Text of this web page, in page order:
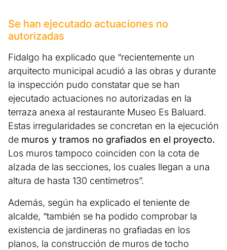
Se han ejecutado actuaciones no
autorizadas
Fidalgo ha explicado que “recientemente un
arquitecto municipal acudió a las obras y durante
la inspección pudo constatar que se han
ejecutado actuaciones no autorizadas en la
terraza anexa al restaurante Museo Es Baluard.
Estas irregularidades se concretan en la ejecución
de muros y tramos no grafiados en el proyecto.
Los muros tampoco coinciden con la cota de
alzada de las secciones, los cuales llegan a una
altura de hasta 130 centímetros”.
Además, según ha explicado el teniente de
alcalde, “también se ha podido comprobar la
existencia de jardineras no grafiadas en los
planos, la construcción de muros de tocho